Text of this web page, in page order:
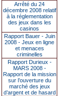
Arrêté du 24
décembre 2008 relatif
à la réglementation
des jeux dans les
casinos
Rapport Bauer - Juin
2008 - Jeux en ligne
et menaces
criminelles
Rapport Durieux -
MARS 2008 -
Rapport de la mission
sur l’ouverture du
marché des jeux
d’argent et de hasard